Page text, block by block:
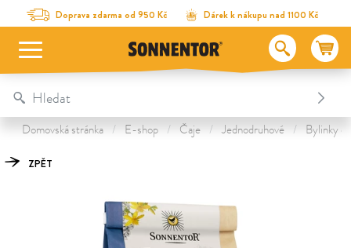
Na obsah stránky
Na seznam obsahu
Na menu Doprava zdarma od 950 Kč Dárek k nákupu nad 1100 Kč
Table Of Content
Třezalka sypaná
Objevte další poklady
Domovská stránka E-shop Čaje Jednodruhové Bylinky
ZPĚT